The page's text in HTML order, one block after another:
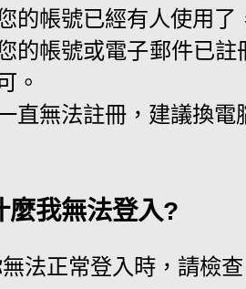
的帳號已經有人使用
的帳號或電子郵件已
。
直無法註冊，建議換
麼我無法登入?
法正常登入時，請檢